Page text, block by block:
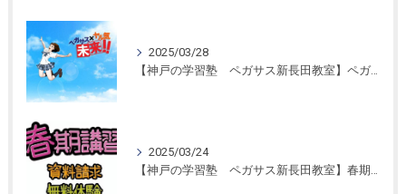
2025/03/28
【神戸の学習塾 ペガサス新長田教室】ペガサス学習スタイル！
2025/03/24
【神戸の学習塾 ペガサス新長田教室】春期講習開催！